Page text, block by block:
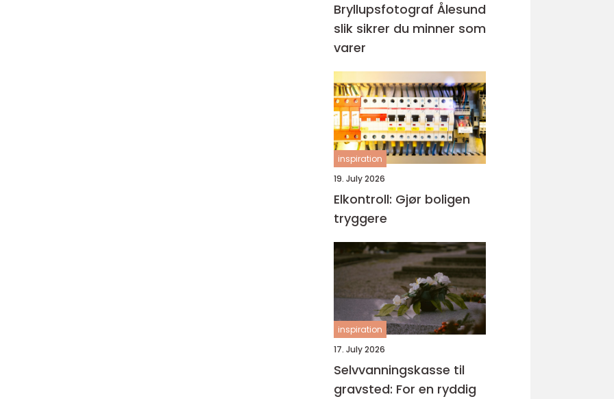
Bryllupsfotograf Ålesund
slik sikrer du minner som
varer
inspiration
19. July 2026
Elkontroll: Gjør boligen
tryggere
inspiration
17. July 2026
Selvvanningskasse til
gravsted: For en ryddig